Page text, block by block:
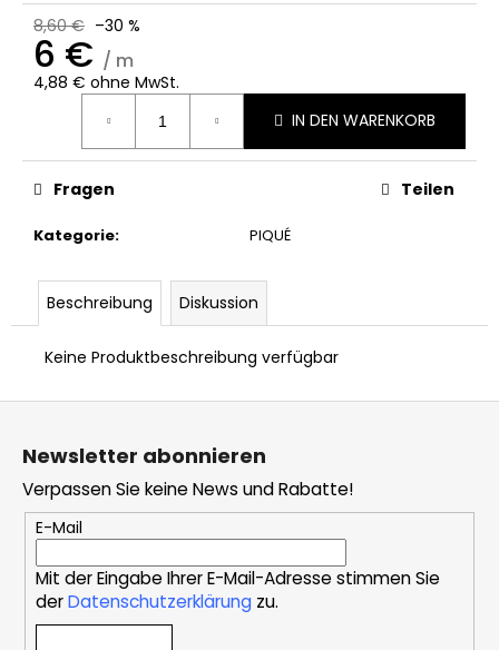
8,60 € –30 %
6 € / m
4,88 € ohne MwSt.
Verkaufspreis:
IN DEN WARENKORB
Kategorie: PIQUÉ
Fragen Teilen
Beschreibung Diskussion
Keine Produktbeschreibung verfügbar
F
Newsletter abonnieren
Verpassen Sie keine News und Rabatte!
E-Mail
Mit der Eingabe Ihrer E-Mail-Adresse stimmen Sie
derDatenschutzerklärungzu.